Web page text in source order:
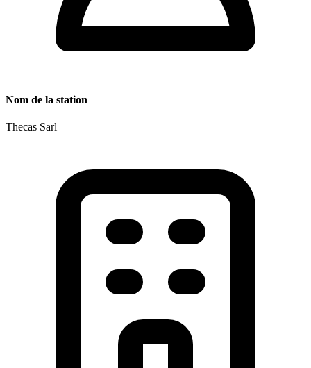
Nom de la station
Thecas Sarl